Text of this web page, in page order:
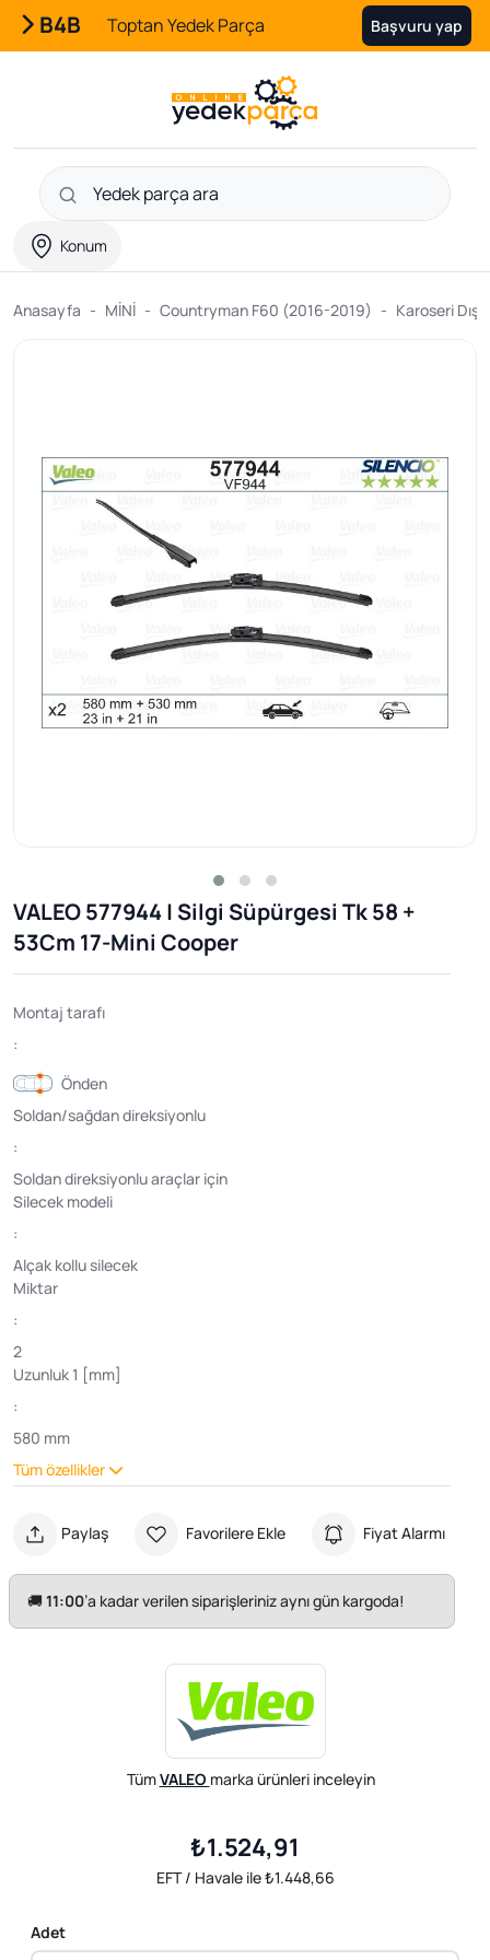
B4B Toptan Yedek Parça Başvuru yap
Konum
Anasayfa MİNİ Countryman F60 (2016-2019) Karoseri Dış
VALEO 577944 | Silgi Süpürgesi Tk 58 +
53Cm 17-Mini Cooper
Montaj tarafı
:
Önden
Soldan/sağdan direksiyonlu
:
Soldan direksiyonlu araçlar için
Silecek modeli
:
Alçak kollu silecek
Miktar
:
2
Uzunluk 1 [mm]
:
580 mm
Tüm özellikler
Paylaş Favorilere Ekle Fiyat Alarmı
🚚11:00’a kadar verilen siparişleriniz aynı gün kargoda!
TümVALEO marka ürünleri inceleyin
₺1.524,91
EFT / Havale ile ₺1.448,66
Adet